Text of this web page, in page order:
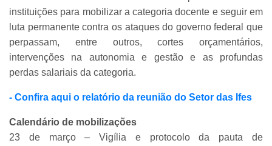
instituições para mobilizar a categoria docente e seguir em
luta permanente contra os ataques do governo federal que
perpassam, entre outros, cortes orçamentários,
intervenções na autonomia e gestão e as profundas
perdas salariais da categoria.
- Confira aqui o relatório da reunião do Setor das Ifes
Calendário de mobilizações
23 de março – Vigília e protocolo da pauta de